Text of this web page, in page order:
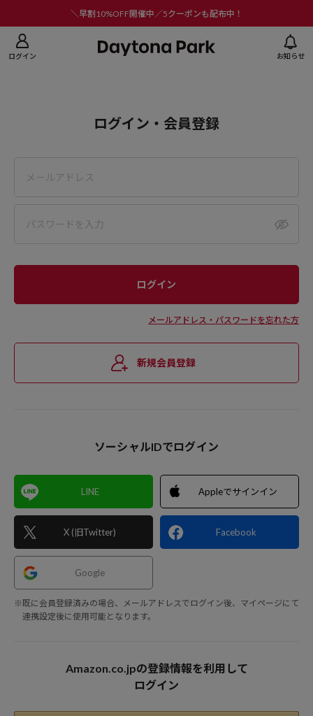
＼早割10%OFF開催中／5クーポンも配布中！
ログイン お知らせ
ログイン・会員登録
メールアドレス・パスワードを忘れた方
新規会員登録
ソーシャルIDでログイン
LINE
X (旧Twitter)
Appleでサインイン
Facebook
Google
※既に会員登録済みの場合、メールアドレスでログイン後、マイページにて
連携設定後に使用可能となります。
Amazon.co.jpの登録情報を利用して
ログイン